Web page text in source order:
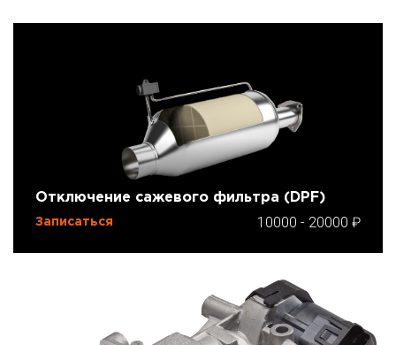
Отключение сажевого фильтра (DPF)
Записаться 10000 - 20000